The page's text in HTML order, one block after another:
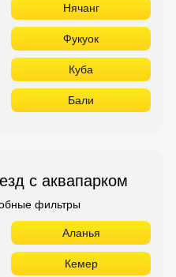
Нячанг
Фукуок
Куба
Бали
с аквапарком
фильтры
Аланья
Кемер